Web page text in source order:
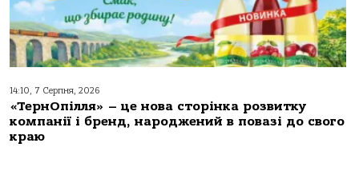
14:10, 7 Серпня, 2026
«ТернОпілля» – це нова сторінка розвитку
компанії і бренд, народжений в повазі до свого
краю